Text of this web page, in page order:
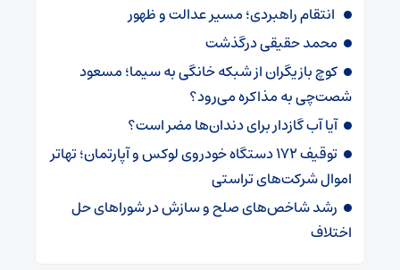
انتقام راهبردی؛ مسیر عدالت و ظهور
محمد حقیقی درگذشت
کوچ بازیگران از شبکه خانگی به سیما؛ مسعود
شصت‌چی به مذاکره می‌رود؟
آیا آب گازدار برای دندان‌ها مضر است؟
توقیف ۱۷۲ دستگاه خودروی لوکس و آپارتمان؛ تهاتر
اموال شرکت‌های تراستی
رشد شاخص‌های صلح و سازش در شوراهای حل
اختلاف